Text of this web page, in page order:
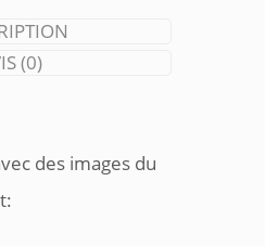
(0)
des images du